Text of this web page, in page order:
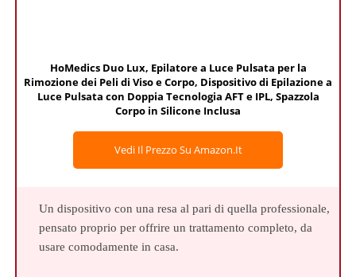
HoMedics Duo Lux, Epilatore a Luce Pulsata per la
Rimozione dei Peli di Viso e Corpo, Dispositivo di Epilazione a
Luce Pulsata con Doppia Tecnologia AFT e IPL, Spazzola
Corpo in Silicone Inclusa
Vedi Il Prezzo Su Amazon.it
Un dispositivo con una resa al pari di quella professionale,
pensato proprio per offrire un trattamento completo, da
usare comodamente in casa.